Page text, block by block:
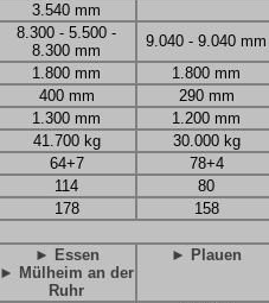
3.540 mm
8.300 - 5.500 -
8.300 mm
9.040 - 9.040 mm
1.800 mm
1.800 mm
400 mm
290 mm
1.300 mm
1.200 mm
41.700 kg
30.000 kg
64+7
78+4
114
80
178 158
► Essen
► Mülheim an der
Ruhr
► Plauen